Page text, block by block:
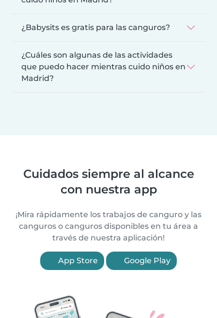
¿Babysits es gratis para las canguros?
¿Cuáles son algunas de las actividades
que puedo hacer mientras cuido niños en
Madrid?
Cuidados siempre al alcance
con nuestra app
¡Mira rápidamente los trabajos de canguro y las
canguros o canguros disponibles en tu área a
través de nuestra aplicación!
App Store Google Play